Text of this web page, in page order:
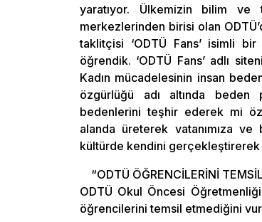
yaratıyor. Ülkemizin bilim ve
merkezlerinden birisi olan
taklitçisi ‘ODTÜ Fans’ isimli
öğrendik. ‘ODTÜ Fans’ adlı
Kadın mücadelesinin insan
özgürlüğü adı altında beden
bedenlerini teşhir ederek mi
alanda üreterek vatanımıza
kültürde kendini
“ODTÜ ÖĞRENCİLERİNİ
ODTÜ Okul Öncesi
öğrencilerini temsil etmediğini